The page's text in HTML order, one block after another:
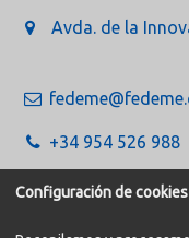
Avda. de la
+34 954 526 988
Configuración de cookies